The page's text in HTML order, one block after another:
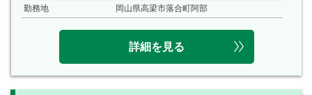
勤務地
岡山県高梁市落合町阿部
詳細を見る